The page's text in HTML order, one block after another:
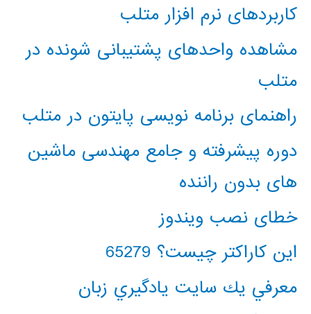
کاربردهای نرم افزار متلب
مشاهده واحدهای پشتیبانی شونده در
متلب
راهنمای برنامه نویسی پایتون در متلب
دوره پیشرفته و جامع مهندسی ماشین
های بدون راننده
خطای نصب ویندوز
این کاراکتر چیست؟ 65279
معرفي يك سايت يادگيري زبان